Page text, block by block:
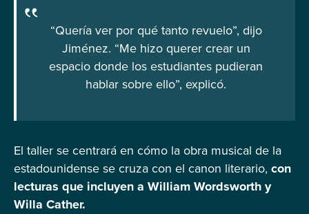
“Quería ver por qué tanto revuelo”, dijo
Jiménez. “Me hizo querer crear un
espacio donde los estudiantes pudieran
hablar sobre ello”, explicó.
El taller se centrará en cómo la obra musical de la
estadounidense se cruza con el canon literario, con
lecturas que incluyen a William Wordsworth y
Willa Cather.